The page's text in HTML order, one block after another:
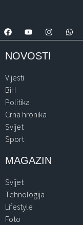
NOVOSTI
Vijesti
BiH
Politika
Crna hronika
Svijet
Sport
MAGAZIN
Svijet
Tehnologija
Lifestyle
Foto